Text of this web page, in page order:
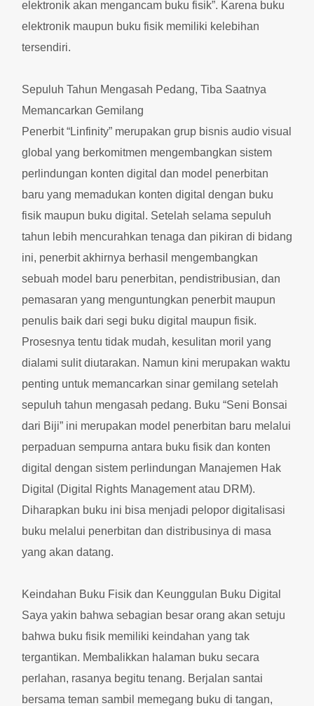
elektronik akan mengancam buku fisik”. Karena buku
elektronik maupun buku fisik memiliki kelebihan
tersendiri.
Sepuluh Tahun Mengasah Pedang, Tiba Saatnya
Memancarkan Gemilang
Penerbit “Linfinity” merupakan grup bisnis audio visual
global yang berkomitmen mengembangkan sistem
perlindungan konten digital dan model penerbitan
baru yang memadukan konten digital dengan buku
fisik maupun buku digital. Setelah selama sepuluh
tahun lebih mencurahkan tenaga dan pikiran di bidang
ini, penerbit akhirnya berhasil mengembangkan
sebuah model baru penerbitan, pendistribusian, dan
pemasaran yang menguntungkan penerbit maupun
penulis baik dari segi buku digital maupun fisik.
Prosesnya tentu tidak mudah, kesulitan moril yang
dialami sulit diutarakan. Namun kini merupakan waktu
penting untuk memancarkan sinar gemilang setelah
sepuluh tahun mengasah pedang. Buku “Seni Bonsai
dari Biji” ini merupakan model penerbitan baru melalui
perpaduan sempurna antara buku fisik dan konten
digital dengan sistem perlindungan Manajemen Hak
Digital (Digital Rights Management atau DRM).
Diharapkan buku ini bisa menjadi pelopor digitalisasi
buku melalui penerbitan dan distribusinya di masa
yang akan datang.
Keindahan Buku Fisik dan Keunggulan Buku Digital
Saya yakin bahwa sebagian besar orang akan setuju
bahwa buku fisik memiliki keindahan yang tak
tergantikan. Membalikkan halaman buku secara
perlahan, rasanya begitu tenang. Berjalan santai
bersama teman sambil memegang buku di tangan,